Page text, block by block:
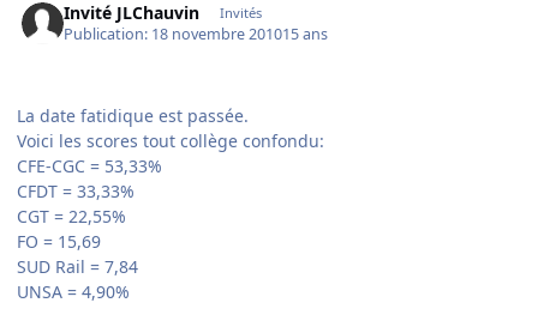
Invité JLChauvin Invités
Publication: 18 novembre 201015 ans
La date fatidique est passée.
Voici les scores tout collège confondu:
CFE-CGC = 53,33%
CFDT = 33,33%
CGT = 22,55%
FO = 15,69
SUD Rail = 7,84
UNSA = 4,90%